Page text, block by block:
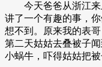
今天爸爸从浙江来
讲了一个有趣的事，
想不到。原来我的表
第二天姑姑去叠被子
小蜗牛，吓得姑姑把被